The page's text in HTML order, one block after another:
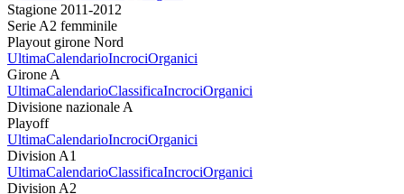
Stagione 2011-2012
Serie A2 femminile
Playout girone Nord
UltimaCalendarioIncrociOrganici
Girone A
UltimaCalendarioClassificaIncrociOrganici
Divisione nazionale A
Playoff
UltimaCalendarioIncrociOrganici
Division A1
UltimaCalendarioClassificaIncrociOrganici
Division A2